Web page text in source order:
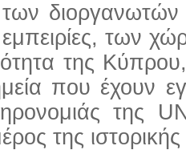
διοργανωτών
των
της
που έχουν
της
της